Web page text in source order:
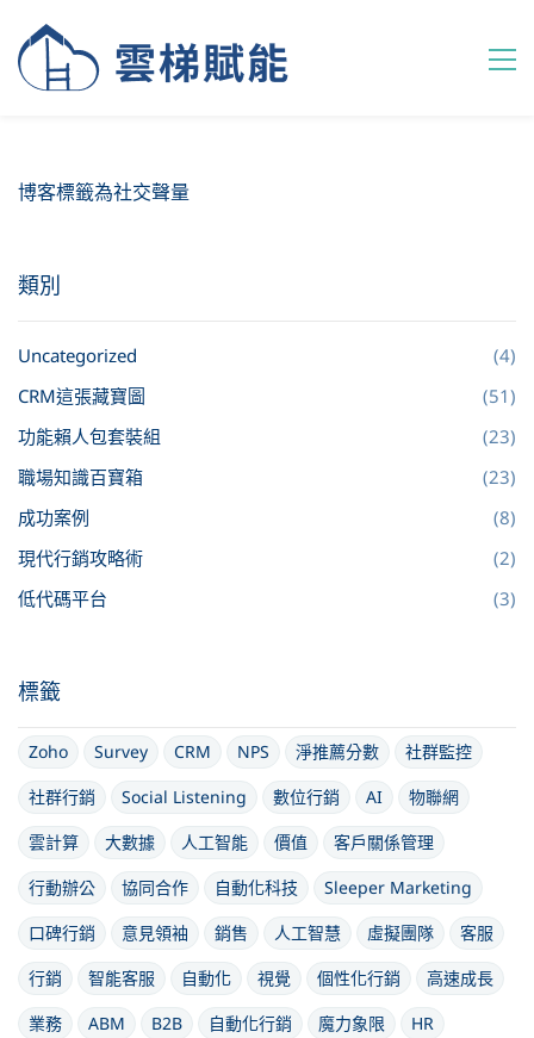
博客標籤為社交聲量
類別
Uncategorized
(4)
CRM這張藏寶圖
(51)
功能賴人包套裝組
(23)
職場知識百寶箱
(23)
成功案例
(8)
現代行銷攻略術
(2)
低代碼平台
(3)
標籤
Zoho Survey CRM NPS 淨推薦分數
社群監控
社群行銷
Social Listening 數位行銷 AI
物聯網
雲計算
大數據 人工智能 價值
客戶關係管理
行動辦公
協同合作 自動化科技
Sleeper Marketing
口碑行銷
意見領袖 銷售 人工智慧 虛擬團隊
客服
行銷
智能客服 自動化 視覺 個性化行銷
高速成長
業務
ABM B2B 自動化行銷 魔力象限
HR